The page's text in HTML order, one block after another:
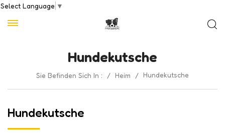
Select Language ▼
Hundekutsche
Sie Befinden Sich In : / Heim / Hundekutsche
Hundekutsche